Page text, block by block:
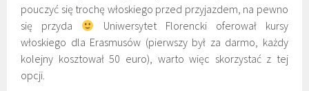
pouczyć się trochę włoskiego przed przyjazdem, na pewno
się przyda
Uniwersytet Florencki oferował kursy
włoskiego dla Erasmusów (pierwszy był za darmo, każdy
kolejny kosztował 50 euro), warto więc skorzystać z tej
opcji.